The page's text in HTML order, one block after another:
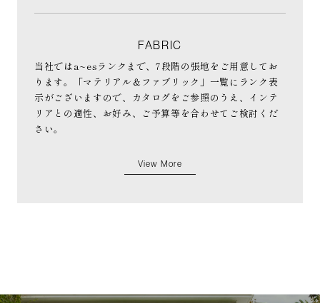
FABRIC
当社ではa~esランクまで、7段階の張地をご用意してお
ります。「マテリアル＆ファブリック」一覧にランク表
示がございますので、カタログをご参照のうえ、インテ
リアとの適性、お好み、ご予算等を合わせてご検討くだ
さい。
View More